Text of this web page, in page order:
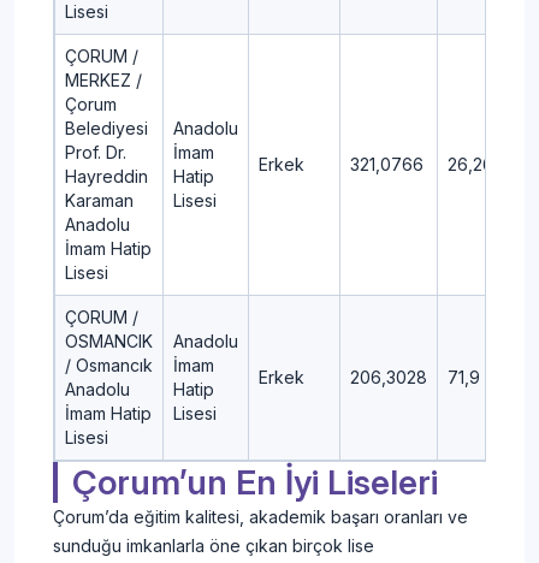
Lisesi
ÇORUM /
MERKEZ /
Çorum
Belediyesi
Prof. Dr.
Hayreddin
Karaman
Anadolu
İmam Hatip
Lisesi
Anadolu
İmam
Hatip
Lisesi
Erkek 321,0766 26,26
ÇORUM /
OSMANCIK
/ Osmancık
Anadolu
İmam Hatip
Lisesi
Anadolu
İmam
Hatip
Lisesi
Erkek 206,3028 71,9
Çorum’un En İyi Liseleri
Çorum’da eğitim kalitesi, akademik başarı oranları ve
sunduğu imkanlarla öne çıkan birçok lise